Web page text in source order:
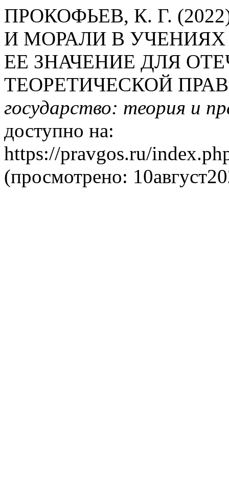
ПРОКОФЬЕВ, К. Г.
И МОРАЛИ В
ЕЕ ЗНАЧЕНИЕ ДЛЯ
ТЕОРЕТИЧЕСКОЙ
государство: теория и
доступно на:
https://pravgos.ru/
(просмотрено: